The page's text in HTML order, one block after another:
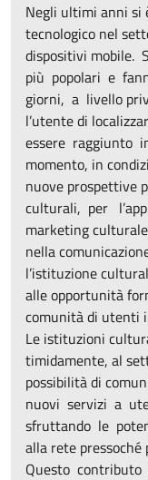
Negli ultimi anni si
tecnologico nel
dispositivi mobile.
più popolari e
giorni, a livello
l’utente di
essere raggiunto
momento, in
nuove prospettive
culturali, per
marketing
nella
l’istituzione
alle opportunità
comunità di utenti
Le istituzioni
timidamente, al
possibilità di
nuovi servizi a
sfruttando le
alla rete pressoché
Questo